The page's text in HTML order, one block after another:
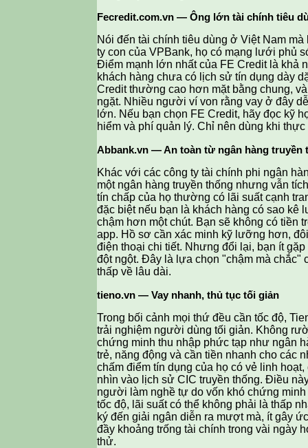
Fecredit.com.vn — Ông lớn tài chính tiêu
Nói đến tài chính tiêu dùng ở Việt Nam
ty con của VPBank, họ có mạng lưới phủ
Điểm mạnh lớn nhất của FE Credit là khả
khách hàng chưa có lịch sử tín dụng dày
Credit thường cao hơn mặt bằng chung,
ngặt. Nhiều người ví von rằng vay ở đây
lớn. Nếu bạn chọn FE Credit, hãy đọc kỹ
hiểm và phí quản lý. Chỉ nên dùng khi
Abbank.vn — An toàn từ ngân hàng truyền
Khác với các công ty tài chính phi ngân
một ngân hàng truyền thống nhưng vẫn
tín chấp của họ thường có lãi suất cạnh
đặc biệt nếu bạn là khách hàng có sao kê
chậm hơn một chút. Bạn sẽ không có tiền
app. Hồ sơ cần xác minh kỹ lưỡng hơn,
điện thoại chi tiết. Nhưng đổi lại, bạn ít
đột ngột. Đây là lựa chọn "chậm mà
thấp về lâu dài.
tieno.vn — Vay nhanh, thủ tục tối giản
Trong bối cảnh mọi thứ đều cần tốc độ,
trải nghiệm người dùng tối giản. Không
chứng minh thu nhập phức tạp như ngân
trẻ, năng động và cần tiền nhanh cho các
chấm điểm tín dụng của họ có vẻ linh
nhìn vào lịch sử CIC truyền thống. Điều
người làm nghề tự do vốn khó chứng
tốc độ, lãi suất có thể không phải là thấp
ký đến giải ngân diễn ra mượt mà, ít gây
đầy khoảng trống tài chính trong vài ngày
thử.